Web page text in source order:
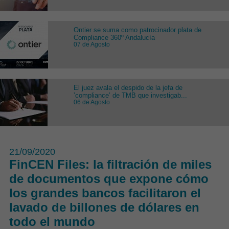
Ontier se suma como patrocinador plata de
Compliance 360º Andalucía
07 de Agosto
El juez avala el despido de la jefa de
’compliance’ de TMB que investigab...
06 de Agosto
21/09/2020
FinCEN Files: la filtración de miles
de documentos que expone cómo
los grandes bancos facilitaron el
lavado de billones de dólares en
todo el mundo